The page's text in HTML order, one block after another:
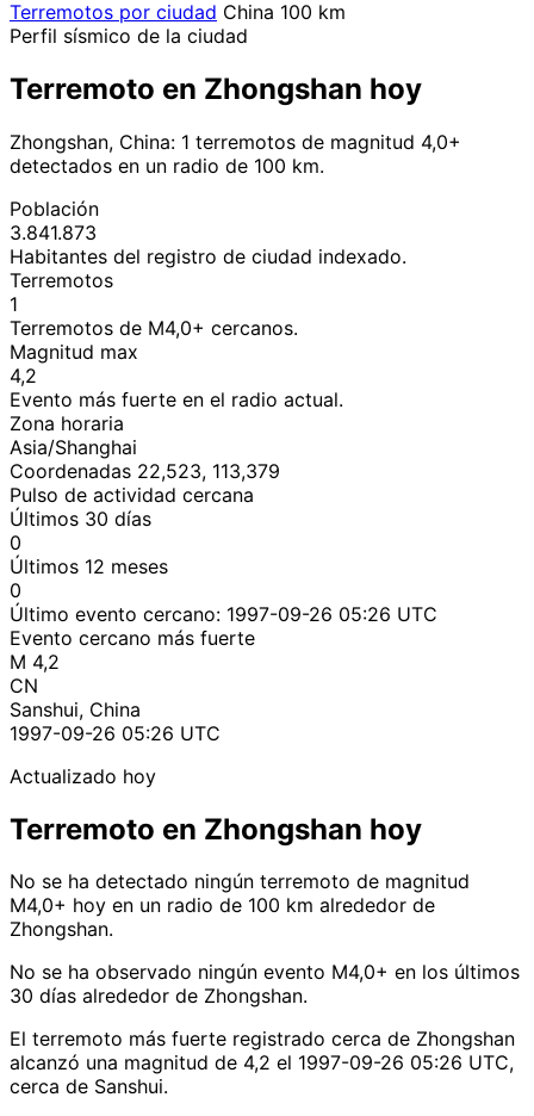
Terremotos por ciudad China 100 km
Perfil sísmico de la ciudad
Terremoto en Zhongshan hoy
Zhongshan, China: 1 terremotos de magnitud 4,0+
detectados en un radio de 100 km.
Población
3.841.873
Habitantes del registro de ciudad indexado.
Terremotos
1
Terremotos de M4,0+ cercanos.
Magnitud max
4,2
Evento más fuerte en el radio actual.
Zona horaria
Asia/Shanghai
Coordenadas 22,523, 113,379
Pulso de actividad cercana
Últimos 30 días
0
Últimos 12 meses
0
Último evento cercano: 1997-09-26 05:26 UTC
Evento cercano más fuerte
M 4,2
CN
Sanshui, China
1997-09-26 05:26 UTC
Actualizado hoy
Terremoto en Zhongshan hoy
No se ha detectado ningún terremoto de magnitud
M4,0+ hoy en un radio de 100 km alrededor de
Zhongshan.
No se ha observado ningún evento M4,0+ en los últimos
30 días alrededor de Zhongshan.
El terremoto más fuerte registrado cerca de Zhongshan
alcanzó una magnitud de 4,2 el 1997-09-26 05:26 UTC,
cerca de Sanshui.